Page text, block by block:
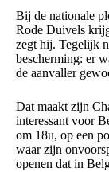
Bij de nationale
Rode Duivels
zegt hij. Tegelijk
bescherming: er
de aanvaller
Dat maakt zijn
interessant voor
om 18u, op een
waar zijn
openen dat in